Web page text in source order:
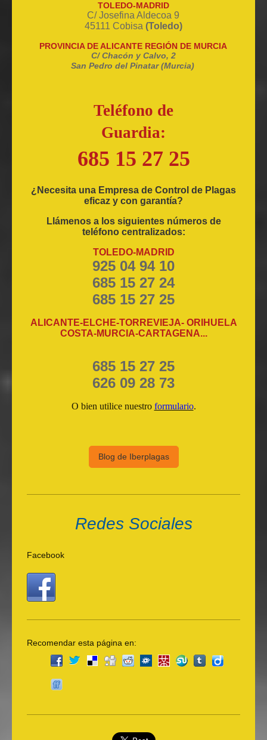
TOLEDO-MADRID
C/ Josefina Aldecoa 9
45111 Cobisa (Toledo)
PROVINCIA DE ALICANTE REGIÓN DE MURCIA
C/ Chacón y Calvo, 2
San Pedro del Pinatar (Murcia)
Teléfono de
Guardia:
685 15 27 25
¿Necesita una Empresa de Control de Plagas
eficaz y con garantía?
Llámenos a los siguientes números de
teléfono centralizados:
TOLEDO-MADRID
925 04 94 10
685 15 27 24
685 15 27 25
ALICANTE-ELCHE-TORREVIEJA- ORIHUELA
COSTA-MURCIA-CARTAGENA...
685 15 27 25
626 09 28 73
O bien utilice nuestro formulario.
Blog de Iberplagas
Redes Sociales
Facebook
Recomendar esta página en: